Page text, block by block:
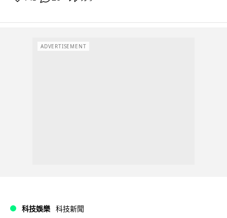
ADVERTISEMENT
科技娛樂 科技新聞